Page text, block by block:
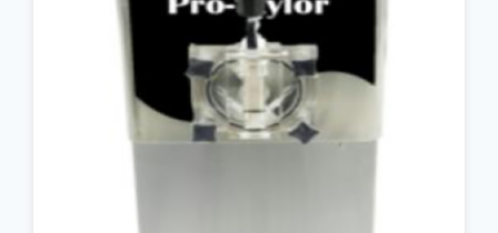
جزئیات